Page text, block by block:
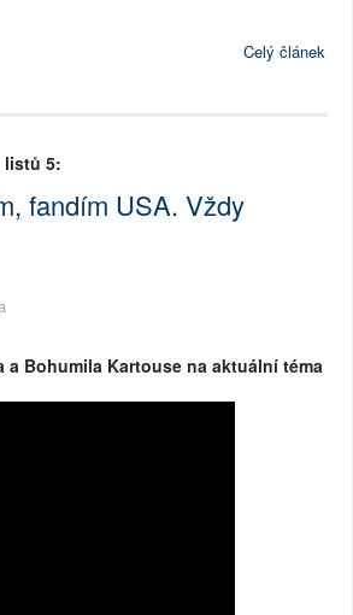
Celý článek
listů 5:
fandím USA. Vždy
a Bohumila Kartouse na aktuální téma